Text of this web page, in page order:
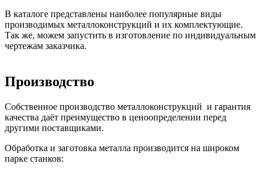
В каталоге представлены наиболее популярные виды
производимых металлоконструкций и их комплектующие.
Так же, можем запустить в изготовление по индивидуальным
чертежам заказчика.
Производство
Собственное производство металлоконструкций и гарантия
качества даёт преимущество в ценоопределении перед
другими поставщиками.
Обработка и заготовка металла производится на широком
парке станков: